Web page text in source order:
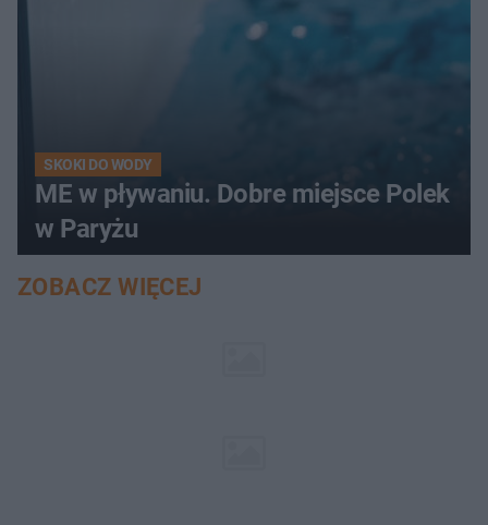
SKOKI DO WODY
ME w pływaniu. Dobre miejsce Polek
w Paryżu
ZOBACZ WIĘCEJ